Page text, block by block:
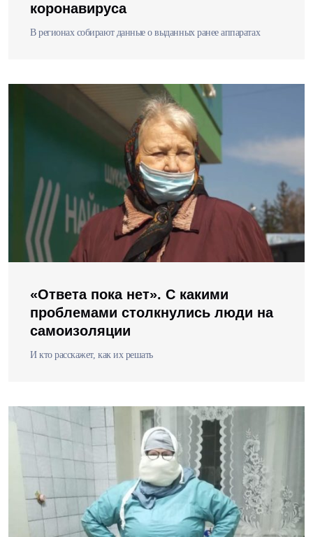
коронавируса
В регионах собирают данные о выданных ранее аппаратах
«Ответа пока нет». С какими
проблемами столкнулись люди на
самоизоляции
И кто расскажет, как их решать